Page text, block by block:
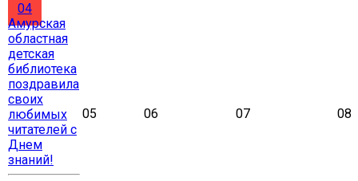
04
Амурская
областная
детская
библиотека
поздравила
своих
любимых
читателей с
Днем
знаний!
05 06 07 08